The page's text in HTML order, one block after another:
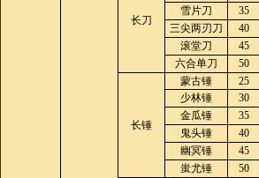
长刀
雪片刀
35
三尖两刃刀
40
滚堂刀
45
六合单刀
50
长锤
蒙古锤 25
少林锤
30
金瓜锤
35
鬼头锤
40
幽冥锤
45
蚩尤锤
50